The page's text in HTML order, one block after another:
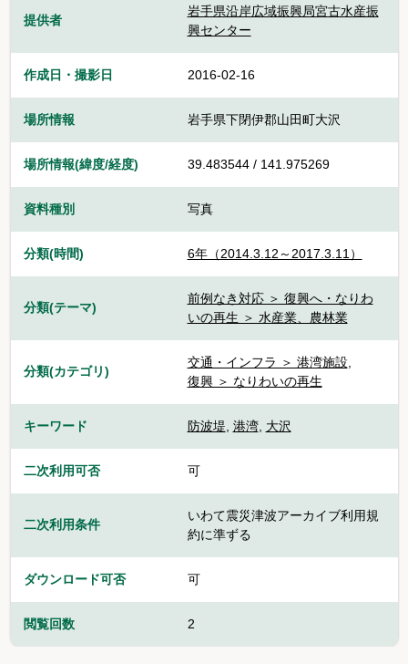
提供者
岩手県沿岸広域振興局宮古水産振
興センター
作成日・撮影日 2016-02-16
場所情報 岩手県下閉伊郡山田町大沢
場所情報(緯度/経度) 39.483544 / 141.975269
資料種別 写真
分類(時間) 6年（2014.3.12～2017.3.11）
分類(テーマ)
前例なき対応 ＞ 復興へ・なりわ
いの再生 ＞ 水産業、農林業
分類(カテゴリ)
交通・インフラ ＞ 港湾施設,
復興 ＞ なりわいの再生
キーワード 防波堤, 港湾, 大沢
二次利用可否 可
二次利用条件
いわて震災津波アーカイブ利用規
約に準ずる
ダウンロード可否 可
閲覧回数 2